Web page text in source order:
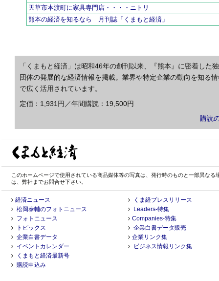
天草市本渡町に家具専門店・・・・ニトリ
熊本の経済を知るなら 月刊誌「くまもと経済」
「くまもと経済」は昭和46年の創刊以来、『熊本』に密着し
団体の発展的な経済情報を掲載。業界や特定企業の動向を知る
で広く活用されています。
定価：1,931円／年間購読：19,500円
購読
このホームページで使用されている商品媒体等の写真は、発行時のものと一部異な
は、弊社までお問合せ下さい。
経済ニュース
松岡泰輔のフォトニュース
フォトニュース
トピックス
企業白書データ
イベントカレンダー
くまもと経済最新号
購読申込み
くま経プレスリリース
Leaders-特集
Companies-特集
企業白書データ販売
企業リンク集
ビジネス情報リンク集